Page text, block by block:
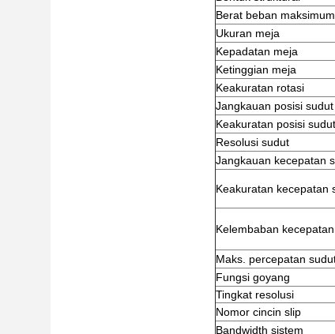
Berat beban maksimum
Ukuran meja
Kepadatan meja
Ketinggian meja
Keakuratan rotasi
Jangkauan posisi sudut
Keakuratan posisi sudut
Resolusi sudut
Jangkauan kecepatan
Keakuratan kecepatan
Kelembaban kecepatan
Maks. percepatan
Fungsi goyang
Tingkat resolusi
Nomor cincin slip
Bandwidth sistem